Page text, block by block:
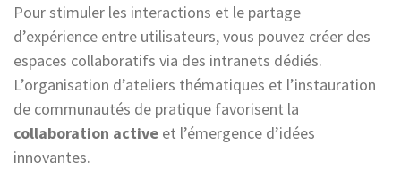
Pour stimuler les interactions et le partage
d’expérience entre utilisateurs, vous pouvez créer des
espaces collaboratifs via des intranets dédiés.
L’organisation d’ateliers thématiques et l’instauration
de communautés de pratique favorisent la
collaboration active et l’émergence d’idées
innovantes.